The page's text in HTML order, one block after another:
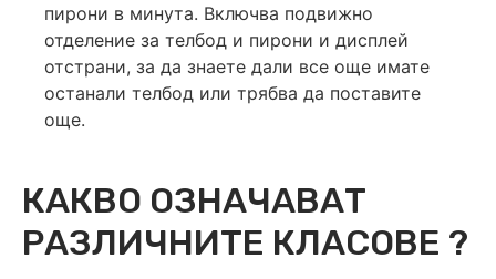
пирони в минута. Включва подвижно
отделение за телбод и пирони и дисплей
отстрани, за да знаете дали все още имате
останали телбод или трябва да поставите
още.
КАКВО ОЗНАЧАВАТ
РАЗЛИЧНИТЕ КЛАСОВЕ ?